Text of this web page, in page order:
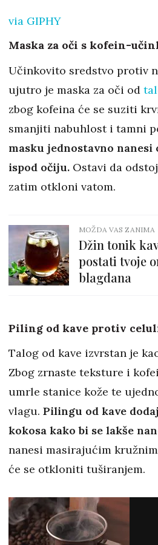
via GIPHY
Maska za oči s kofein-
Učinkovito sredstvo protiv
ujutro je maska za oči od
zbog kofeina će se suziti
smanjiti nabuhlost i tamni
masku jednostavno
ispod očiju. Ostavi da
zatim otkloni vatom.
MOŽDA VAS ZANIMA
Džin tonik
postati tvoje
blagdana
Piling od kave protiv
Talog od kave izvrstan je
Zbog zrnaste teksture i
umrle stanice kože te
vlagu. Pilingu od kave
kokosa kako bi se lakše
nanesi masirajućim
će se otkloniti tuširanjem.